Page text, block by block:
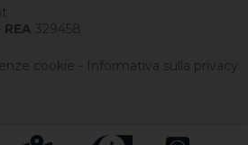
REA 329458
cookie - Informativa sulla privacy